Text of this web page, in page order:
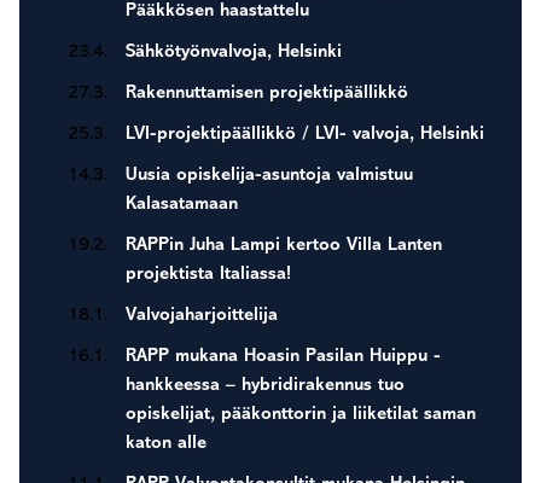
Pääkkösen haastattelu
23.4. Sähkötyönvalvoja, Helsinki
27.3. Rakennuttamisen projektipäällikkö
25.3. LVI-projektipäällikkö / LVI- valvoja, Helsinki
14.3.
Uusia opiskelija-asuntoja valmistuu
Kalasatamaan
19.2.
RAPPin Juha Lampi kertoo Villa Lanten
projektista Italiassa!
18.1. Valvojaharjoittelija
16.1.
RAPP mukana Hoasin Pasilan Huippu -
hankkeessa – hybridirakennus tuo
opiskelijat, pääkonttorin ja liiketilat saman
katon alle